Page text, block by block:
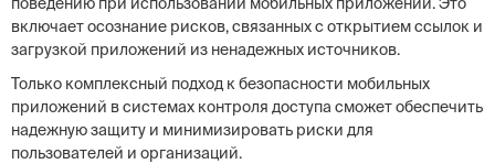
включает осознание рисков, связанных с открытием ссылок и
загрузкой приложений из ненадежных источников.
Только комплексный подход к безопасности мобильных
приложений в системах контроля доступа сможет обеспечить
надежную защиту и минимизировать риски для
пользователей и организаций.